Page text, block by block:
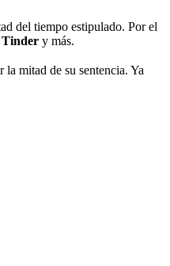
del tiempo estipulado. Por el
Tinder y más.
mitad de su sentencia. Ya